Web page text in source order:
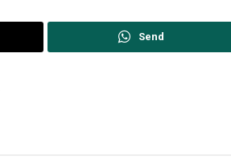
Send